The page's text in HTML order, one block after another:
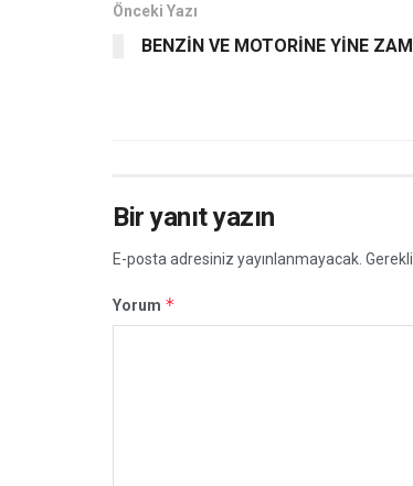
Önceki Yazı
BENZİN VE MOTORİNE YİNE
Bir yanıt yazın
E-posta adresiniz yayınlanmayacak.
Yorum *